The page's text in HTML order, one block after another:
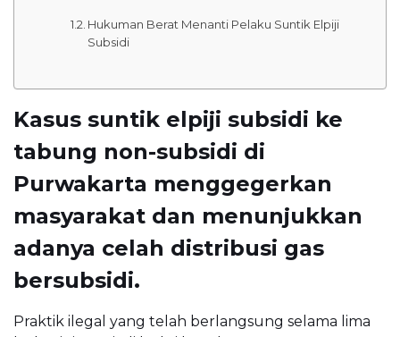
Hukuman Berat Menanti Pelaku Suntik Elpiji
Subsidi
Kasus suntik elpiji subsidi ke
tabung non-subsidi di
Purwakarta menggegerkan
masyarakat dan menunjukkan
adanya celah distribusi gas
bersubsidi.
Praktik ilegal yang telah berlangsung selama lima